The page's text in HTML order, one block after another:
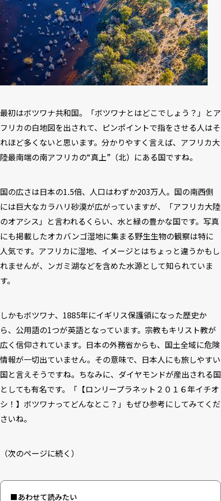
最初はボツワナ共和国。「ボツワナとはどこでしょう？」とア
フリカの白地図を出されて、ピンポイントで指をさせる人はそ
れほど多くないと思います。分かりやすく言えば、アフリカ大
陸最南端の南アフリカの“真上”（北）にある国ですね。
国の広さは日本の1.5倍、人口はわずか203万人。国の南西側
には巨大なカラハリ砂漠が広がっていますが、「アフリカ大陸
のオアシス」と言われるくらい、水と緑の豊かな国です。写真
にも掲載したオカバンゴ湿地に集まる野生生物の観察は特に
人気です。アフリカに湿地、イメージとはちょっと違うかもし
れませんが、ンガミ湖などを含めた水源として知られていま
す。
しかもボツワナ、1885年にイギリス保護領になった歴史か
ら、公用語の1つが英語となっています。宗教もキリスト教が
広く信仰されています。日本の外務省からも、国土全域に危険
情報が一切出ていません。その意味で、日本人にも旅しやすい
国と言えそうですね。ちなみに、ダイヤモンドが産出される国
としても有名です。「 【ロンリープラネット２０１６年イチオ
シ！】ボツワナってどんなとこ？」もぜひ参考にしてみてくだ
さいね。
（次のページに続く）
■あわせて読みたい